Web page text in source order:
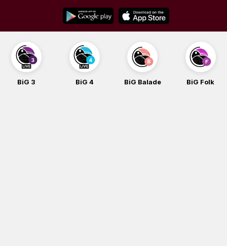
content
BiG 3 BiG 4 BiG Balade BiG Folk